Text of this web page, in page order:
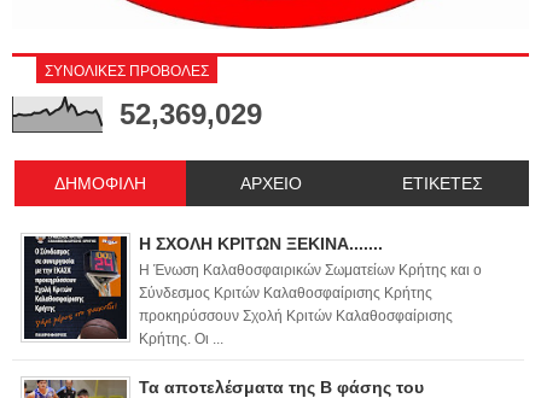
ΣΥΝΟΛΙΚΕΣ ΠΡΟΒΟΛΕΣ
52,369,029
ΔΗΜΟΦΙΛΗ ΑΡΧΕΙΟ ΕΤΙΚΕΤΕΣ
Η ΣΧΟΛΗ ΚΡΙΤΩΝ ΞΕΚΙΝΑ.......
Η Ένωση Καλαθοσφαιρικών Σωματείων Κρήτης και ο
Σύνδεσμος Κριτών Καλαθοσφαίρισης Κρήτης
προκηρύσσουν Σχολή Κριτών Καλαθοσφαίρισης
Κρήτης. Οι ...
Τα αποτελέσματα της Β φάσης του